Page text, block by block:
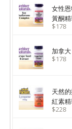
女性
黃酮
$178
加拿
$178
天然
紅素
$228